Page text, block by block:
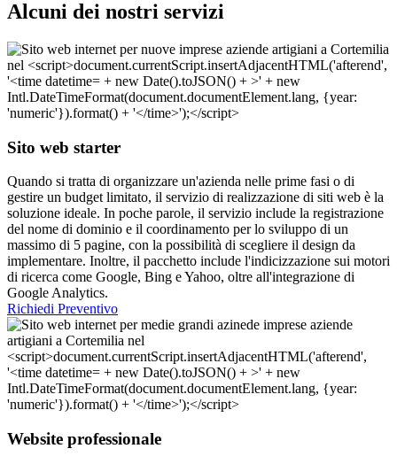
Alcuni dei nostri servizi
Sito web starter
Quando si tratta di organizzare un'azienda nelle prime fasi o di
gestire un budget limitato, il servizio di realizzazione di siti web è la
soluzione ideale. In poche parole, il servizio include la registrazione
del nome di dominio e il coordinamento per lo sviluppo di un
massimo di 5 pagine, con la possibilità di scegliere il design da
implementare. Inoltre, il pacchetto include l'indicizzazione sui motori
di ricerca come Google, Bing e Yahoo, oltre all'integrazione di
Google Analytics.
Richiedi Preventivo
Website professionale